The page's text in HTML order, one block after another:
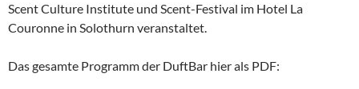
Scent Culture Institute und Scent-Festival im Hotel La
Couronne in Solothurn veranstaltet.
Das gesamte Programm der DuftBar hier als PDF: